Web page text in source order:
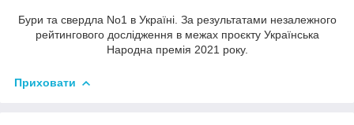
Бури та свердла No1 в Україні. За результатами незалежного
рейтингового дослідження в межах проєкту Українська
Народна премія 2021 року.
Приховати